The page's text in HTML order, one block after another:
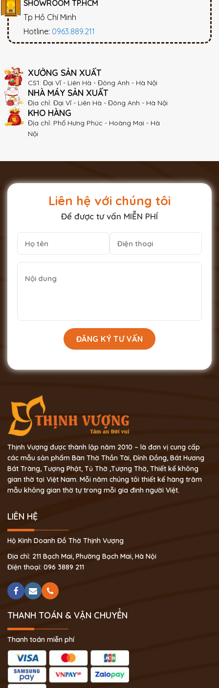
SHOWROOM TP.HCM
Tp Hồ Chí Minh
Hotline: 0963.889.211
XƯỞNG SẢN XUẤT
CS1: Đại Vĩ - Liên Hà - Đông Anh - Hà Nội
NHÀ MÁY SẢN XUẤT
Địa chỉ: Đại Vĩ - Liên Hà - Đông Anh - Hà Nội
KHO HÀNG
Địa chỉ: Phố Hưng Phúc - Hoàng Mai - Hà
Nội
Liên hệ với chúng tôi
Để được tư vấn MIỄN PHÍ
Thịnh Vượng được thành lập năm 2010 – là đơn vị cung cấp
các mẫu sản phẩm Bàn Thờ Thần Tài, Đỉnh Đồng, Bát Hương
Bát Tràng, Tượng Phật, Tủ Thờ ,Tượng Thờ, Thiết kế không
gian thờ tại Việt Nam. Mỗi năm chúng tôi thiết kế hàng trăm
mẫu không gian thờ tự trong mỗi gia đình người Việt.
LIÊN HỆ
Hộ Kinh Doanh Đồ Thờ Thịnh Vượng
Địa chỉ: 211 Bạch Mai, Phường Bạch Mai, Hà Nội
Điện thoại: 096 3889 211
THANH TOÁN & VẬN CHUYỂN
Thanh toán miễn phí